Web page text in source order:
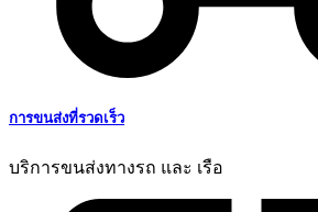
การขนส่งที่รวดเร็ว
บริการขนส่งทางรถ และ เรือ